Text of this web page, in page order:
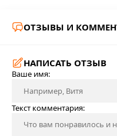
ОТЗЫВЫ И
НАПИСАТЬ ОТЗЫВ
Ваше имя:
Текст комментария: